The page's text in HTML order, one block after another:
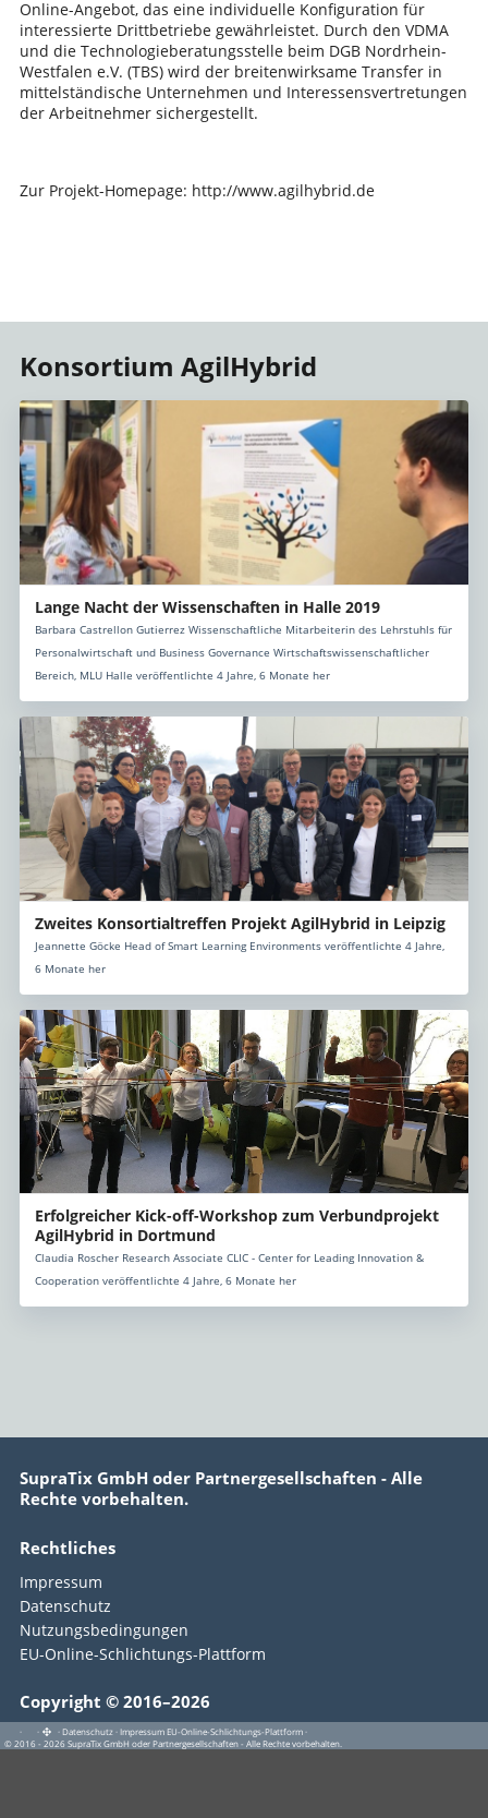
Online-Angebot, das eine individuelle Konfiguration für
interessierte Drittbetriebe gewährleistet. Durch den VDMA
und die Technologieberatungsstelle beim DGB Nordrhein-
Westfalen e.V. (TBS) wird der breitenwirksame Transfer in
mittelständische Unternehmen und Interessensvertretungen
der Arbeitnehmer sichergestellt.
Zur Projekt-Homepage: http://www.agilhybrid.de
Konsortium AgilHybrid
Lange Nacht der Wissenschaften in Halle 2019
Barbara Castrellon Gutierrez Wissenschaftliche Mitarbeiterin des Lehrstuhls für
Personalwirtschaft und Business Governance Wirtschaftswissenschaftlicher
Bereich, MLU Halle veröffentlichte 4 Jahre, 6 Monate her
Zweites Konsortialtreffen Projekt AgilHybrid in Leipzig
Jeannette Göcke Head of Smart Learning Environments veröffentlichte 4 Jahre,
6 Monate her
Erfolgreicher Kick-off-Workshop zum Verbundprojekt
AgilHybrid in Dortmund
Claudia Roscher Research Associate CLIC - Center for Leading Innovation &
Cooperation veröffentlichte 4 Jahre, 6 Monate her
SupraTix GmbH oder Partnergesellschaften - Alle
Rechte vorbehalten.
Rechtliches
Impressum
Datenschutz
Nutzungsbedingungen
EU-Online-Schlichtungs-Plattform
Copyright © 2016–2026
· · ·Datenschutz·Impressum EU-Online-Schlichtungs-Plattform·
© 2016 - 2026 SupraTix GmbH oder Partnergesellschaften - Alle Rechte vorbehalten.